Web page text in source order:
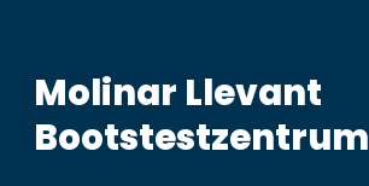
Molinar Llevant
Bootstestzentrum